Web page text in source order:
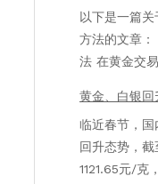
以下是一篇
方法的文章
法 在黄金交
黄金、白银
临近春节，
回升态势，
1121.65元/克